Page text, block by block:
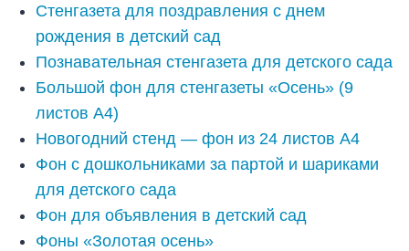
Стенгазета для поздравления с днем
рождения в детский сад
Познавательная стенгазета для детского сада
Большой фон для стенгазеты «Осень» (9
листов А4)
Новогодний стенд — фон из 24 листов А4
Фон с дошкольниками за партой и шариками
для детского сада
Фон для объявления в детский сад
Фоны «Золотая осень»